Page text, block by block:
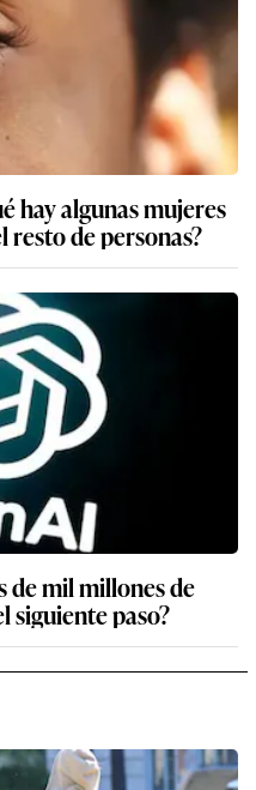
hay algunas mujeres
resto de personas?
de mil millones de
siguiente paso?